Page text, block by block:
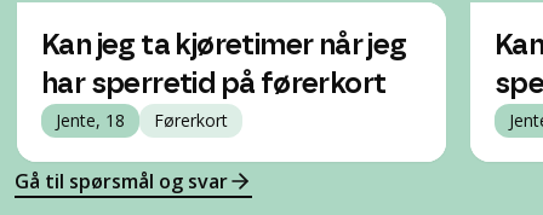
Kan jeg ta kjøretimer når jeg
har sperretid på førerkort
Jente, 18 Førerkort
Gå til spørsmål og svar